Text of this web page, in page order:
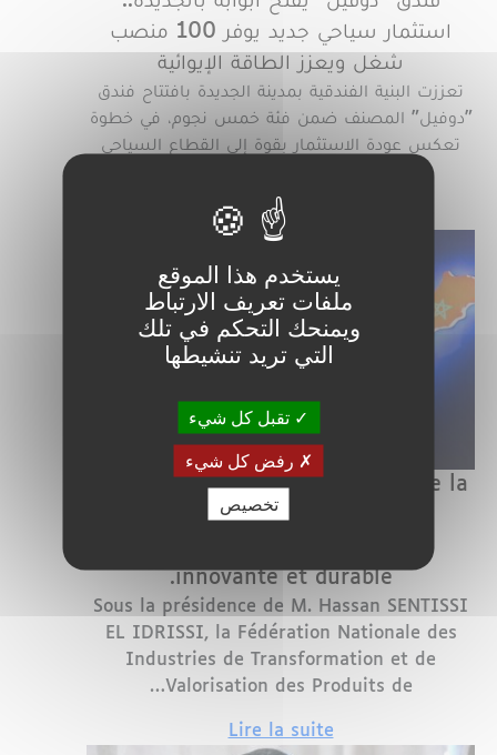
استثمار سياحي جديد يوفر 100 منصب
شغل ويعزز الطاقة الإيوائية
تعززت البنية الفندقية بمدينة الجديدة بافتتاح فندق
"دوفيل" المصنف ضمن فئة خمس نجوم، في خطوة
تعكس عودة الاستثمار بقوة إلى القطاع السياحي
Lire la suite
Assemblée Générale Ordinaire de la
FENIP : Cap sur une industrie
innovante et durable.
Sous la présidence de M. Hassan SENTISSI
EL IDRISSI, la Fédération Nationale des
Industries de Transformation et de
Valorisation des Produits de…
Lire la suite
يستخدم هذا الموقع
ملفات تعريف الارتباط
ويمنحك التحكم في تلك
التي تريد تنشيطها
تقبل كل شيء
رفض كل شيء
تخصيص